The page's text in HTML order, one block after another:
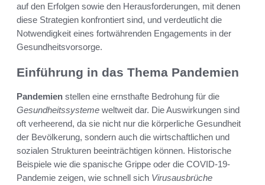
auf den Erfolgen sowie den Herausforderungen, mit denen
diese Strategien konfrontiert sind, und verdeutlicht die
Notwendigkeit eines fortwährenden Engagements in der
Gesundheitsvorsorge.
Einführung in das Thema Pandemien
Pandemien stellen eine ernsthafte Bedrohung für die
Gesundheitssysteme weltweit dar. Die Auswirkungen sind
oft verheerend, da sie nicht nur die körperliche Gesundheit
der Bevölkerung, sondern auch die wirtschaftlichen und
sozialen Strukturen beeinträchtigen können. Historische
Beispiele wie die spanische Grippe oder die COVID-19-
Pandemie zeigen, wie schnell sich Virusausbrüche